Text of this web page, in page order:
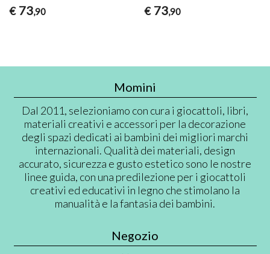
€ 73,90
€ 73,90
Momini
Dal 2011, selezioniamo con cura i giocattoli, libri,
materiali creativi e accessori per la decorazione
degli spazi dedicati ai bambini dei migliori marchi
internazionali. Qualità dei materiali, design
accurato, sicurezza e gusto estetico sono le nostre
linee guida, con una predilezione per i giocattoli
creativi ed educativi in legno che stimolano la
manualità e la fantasia dei bambini.
Negozio